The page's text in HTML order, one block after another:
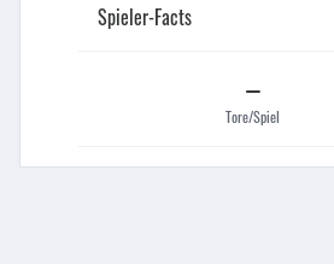
Spieler-Facts
–
Tore/Spiel